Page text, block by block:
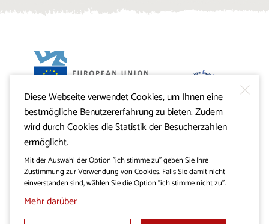
Projekt Visitkras. Die Investition wird von der Republik
Slowenien und von der Europäischen Union aus dem
Europäischen Fonds für regionale Entwicklung
mitfinanziert.
Diese Webseite verwendet Cookies, um Ihnen eine
bestmögliche Benutzererfahrung zu bieten. Zudem
wird durch Cookies die Statistik der Besucherzahlen
ermöglicht.
Mit der Auswahl der Option "ich stimme zu" geben Sie Ihre
Zustimmung zur Verwendung von Cookies. Falls Sie damit nicht
einverstanden sind, wählen Sie die Option "ich stimme nicht zu".
Mehr darüber